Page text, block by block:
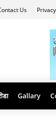
Us
Gallary